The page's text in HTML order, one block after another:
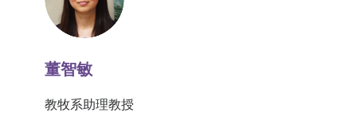
董智敏
教牧系助理教授